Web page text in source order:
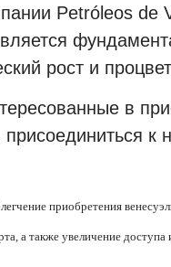
Petróleos de
рост и
в
к
приобретения
а также увеличение